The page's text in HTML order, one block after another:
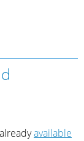
available